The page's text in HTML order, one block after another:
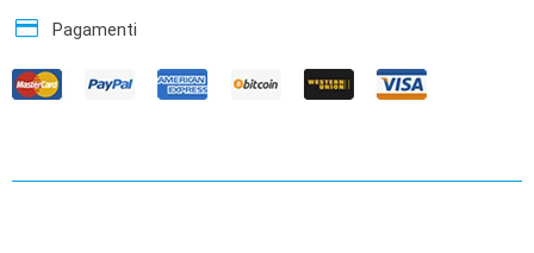
credit_card Pagamenti